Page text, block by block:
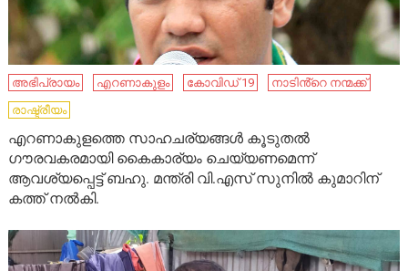
അഭിപ്രായം എറണാകുളം കോവിഡ് 19
നാടിൻ്റെ നന്മക്ക്
രാഷ്ട്രീയം
എറണാകുളത്തെ സാഹചര്യങ്ങൾ കൂടുതൽ
ഗൗരവകരമായി കൈകാര്യം ചെയ്യണമെന്ന്
ആവശ്യപ്പെട്ട് ബഹു. മന്ത്രി വി.എസ് സുനിൽ കുമാറിന്
കത്ത് നൽകി.